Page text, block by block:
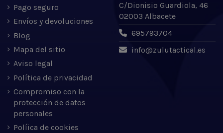
Pago seguro
Envíos y devoluciones
Blog
Mapa del sitio
Aviso legal
Política de privacidad
Compromiso con la
protección de datos
personales
Políica de cookies
C/Dionisio Guardiola, 46
02003 Albacete
695793704
info@zulutactical.es